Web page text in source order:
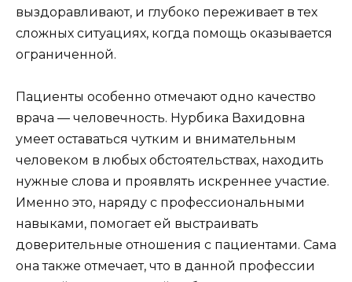
выздоравливают, и глубоко переживает в тех
сложных ситуациях, когда помощь оказывается
ограниченной.
Пациенты особенно отмечают одно качество
врача — человечность. Нурбика Вахидовна
умеет оставаться чутким и внимательным
человеком в любых обстоятельствах, находить
нужные слова и проявлять искреннее участие.
Именно это, наряду с профессиональными
навыками, помогает ей выстраивать
доверительные отношения с пациентами. Сама
она также отмечает, что в данной профессии